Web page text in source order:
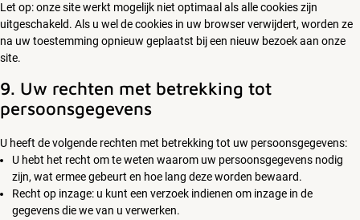
Let op: onze site werkt mogelijk niet optimaal als alle cookies zijn
uitgeschakeld. Als u wel de cookies in uw browser verwijdert, worden ze
na uw toestemming opnieuw geplaatst bij een nieuw bezoek aan onze
site.
9. Uw rechten met betrekking tot
persoonsgegevens
U heeft de volgende rechten met betrekking tot uw persoonsgegevens:
U hebt het recht om te weten waarom uw persoonsgegevens nodig
zijn, wat ermee gebeurt en hoe lang deze worden bewaard.
Recht op inzage: u kunt een verzoek indienen om inzage in de
gegevens die we van u verwerken.